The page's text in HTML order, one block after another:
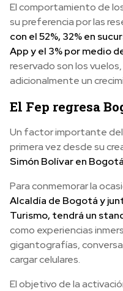
El comportamiento de
su preferencia por las
con el 52%, 32% en
App y el 3% por medio
reservado son los
adicionalmente un
El Fep regresa
Un factor importante
primera vez desde su
Simón Bolívar en
Para conmemorar la
Alcaldía de Bogotá y
Turismo, tendrá un
como experiencias
gigantografías,
cargar celulares.
El objetivo de la